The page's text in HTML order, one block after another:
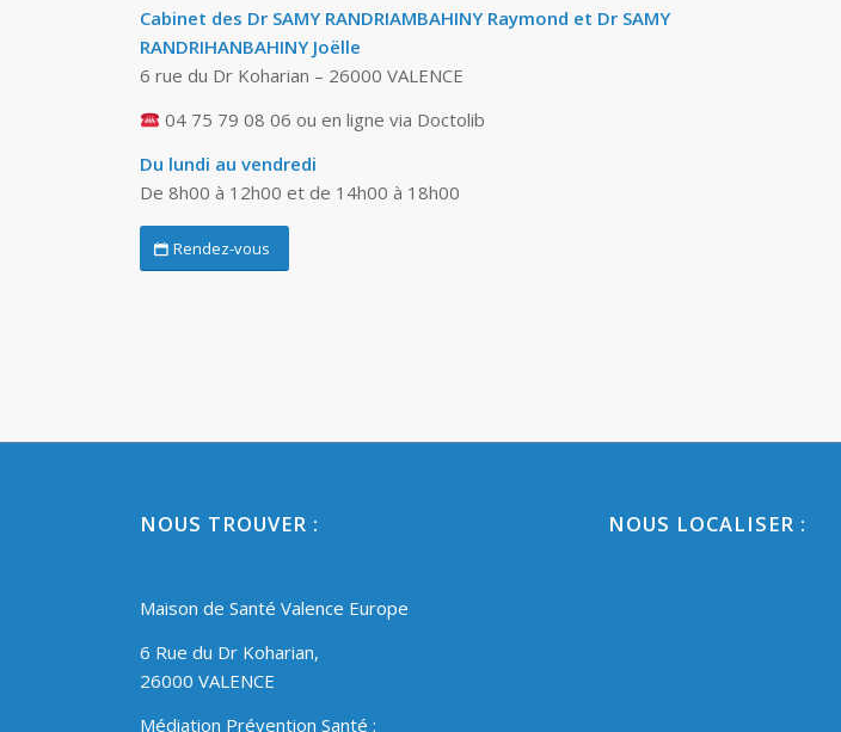
Cabinet des Dr SAMY RANDRIAMBAHINY Raymond et Dr SAMY
RANDRIHANBAHINY Joëlle
6 rue du Dr Koharian – 26000 VALENCE
04 75 79 08 06 ou en ligne via Doctolib
Du lundi au vendredi
De 8h00 à 12h00 et de 14h00 à 18h00
Rendez-vous
NOUS TROUVER :
Maison de Santé Valence Europe
6 Rue du Dr Koharian,
26000 VALENCE
Médiation Prévention Santé :
NOUS LOCALISER :